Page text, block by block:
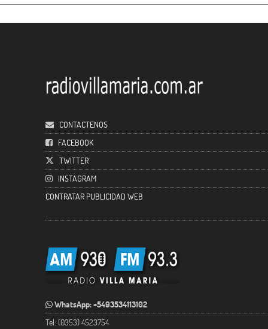
CONTACTENOS
FACEBOOK
TWITTER
INSTAGRAM
CONTRATAR PUBLICIDAD WEB
WhatsApp: +5493534113102
Tel: (0353) 4523754